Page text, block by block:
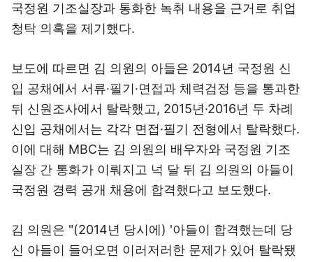
국정원 기조실장과 통화한 녹취 내용을 근거로 취업
청탁 의혹을 제기했다.
보도에 따르면 김 의원의 아들은 2014년 국정원 신
입 공채에서 서류·필기·면접과 체력검정 등을 통과한
뒤 신원조사에서 탈락했고, 2015년·2016년 두 차례
신입 공채에서는 각각 면접·필기 전형에서 탈락했다.
이에 대해 MBC는 김 의원의 배우자와 국정원 기조
실장 간 통화가 이뤄지고 넉 달 뒤 김 의원의 아들이
국정원 경력 공개 채용에 합격했다고 보도했다.
김 의원은 "(2014년 당시에) '아들이 합격했는데 당
신 아들이 들어오면 이러저러한 문제가 있어 탈락됐